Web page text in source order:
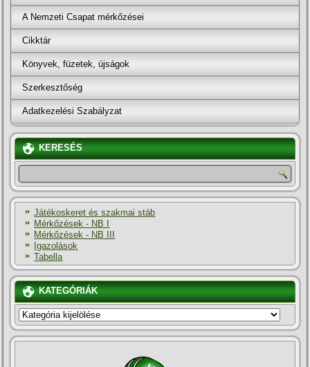
A Nemzeti Csapat mérkőzései
Cikktár
Könyvek, füzetek, újságok
Szerkesztőség
Adatkezelési Szabályzat
KERESÉS
Játékoskeret és szakmai stáb
Mérkőzések - NB I
Mérkőzések - NB III
Igazolások
Tabella
KATEGÓRIÁK
KATEGÓRIÁK